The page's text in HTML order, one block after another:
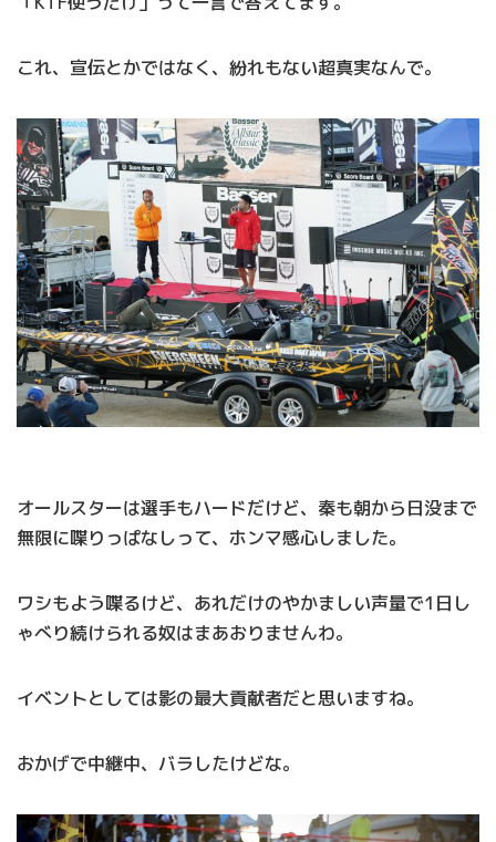
これ、宣伝とかではなく、紛れもない超真実なんで。
オールスターは選手もハードだけど、秦も朝から日没まで
無限に喋りっぱなしって、ホンマ感心しました。
ワシもよう喋るけど、あれだけのやかましい声量で1日し
ゃべり続けられる奴はまあおりませんわ。
イベントとしては影の最大貢献者だと思いますね。
おかげで中継中、バラしたけどな。